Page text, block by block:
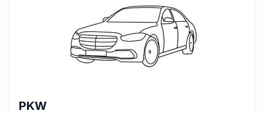
PKW